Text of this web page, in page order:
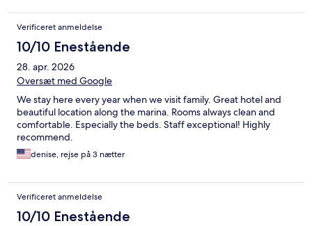
Verificeret anmeldelse
10/10 Enestående
28. apr. 2026
Oversæt med Google
We stay here every year when we visit family. Great hotel and
beautiful location along the marina. Rooms always clean and
comfortable. Especially the beds. Staff exceptional! Highly
recommend.
denise, rejse på 3 nætter
Verificeret anmeldelse
10/10 Enestående